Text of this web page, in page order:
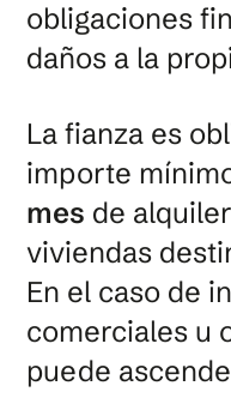
obligaciones
daños a la
La fianza es
importe
mes de
viviendas
En el caso de
comerciales u
puede